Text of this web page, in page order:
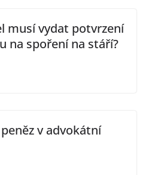
musí vydat potvrzení
na spoření na stáří?
v advokátní